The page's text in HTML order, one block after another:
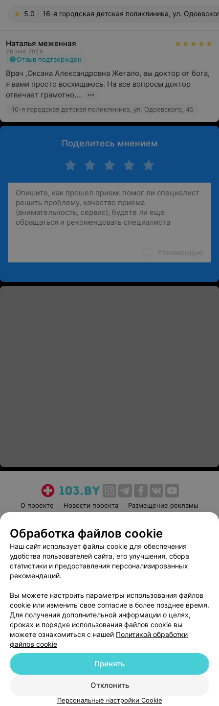
5.0 16-я городская детская поликлиника, ул.
Наталья меженная
26 мая 2026
Отзыв подтвержден
Врач ,Оксана Александровна Жегало, вы доктор от бога,
я вами просто восхищаюсь. На все вопросы доктор
отвечает грамотно,...
16-я городская детская поликлиника, ул. Одоевского, 45
Поделитесь мнением
Рекомендую
О проекте Новости проекта
Размещение рекламы
Пользовательское соглашение
Способы оплаты
Вакансии
Партнеры
Написать руководителю 103.by
Обработка персональных данных
© 2026 ООО «Артокс Лаб», УНП 191700409
| 220012, Республика Беларусь,
Служба поддержки +375 291212755
Обработка файлов cookie
Наш сайт использует файлы cookie для обеспечения
удобства пользователей сайта, его улучшения, сбора
статистики и предоставления персонализированных
рекомендаций.
Вы можете настроить параметры использования файлов
cookie или изменить свое согласие в более позднее время.
Для получения дополнительной информации о целях,
сроках и порядке использования файлов cookie вы
можете ознакомиться с нашей Политикой обработки
файлов cookie
Отклонить
Принять
Персональные настройки Cookie